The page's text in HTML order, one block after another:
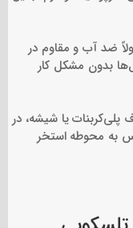
ضد آب و مقاوم در
بدون مشکل کار
یا شیشه، در
به محوطه استخر